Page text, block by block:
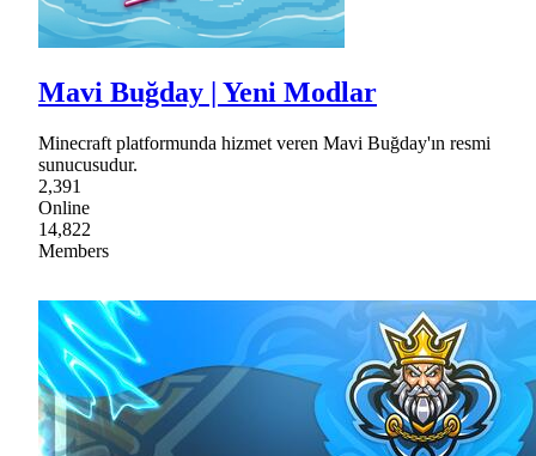
Mavi Buğday | Yeni Modlar
Minecraft platformunda hizmet veren Mavi Buğday'ın resmi
sunucusudur.
2,391
Online
14,822
Members